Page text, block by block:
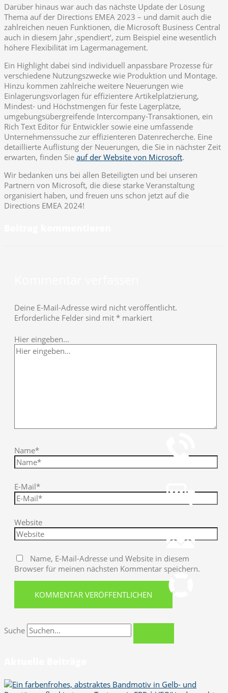
+49 251 7000-02
Chat
Fernwartung
pcvisit Download
Darüber hinaus war auch das nächste Update der Lösung
Thema auf der Directions EMEA 2023 – und damit auch die
zahlreichen neuen Funktionen, die Microsoft Business Central
auch in diesem Jahr ‚spendiert‘, zum Beispiel eine wesentlich
höhere Flexibilität im Lagermanagement.
Ein Highlight dabei sind individuell anpassbare Prozesse für
verschiedene Nutzungszwecke wie Produktion und Montage.
Hinzu kommen zahlreiche weitere Neuerungen wie
Einlagerungsvorlagen für effizientere Artikelplatzierung,
Mindest- und Höchstmengen für feste Lagerplätze,
umgebungsübergreifende Intercompany-Transaktionen, ein
Rich Text Editor für Entwickler sowie eine umfassende
Unternehmenssuche zur effizienteren Datenrecherche. Eine
detaillierte Auflistung der Neuerungen, die Sie in nächster Zeit
erwarten, finden Sie auf der Website von Microsoft.
Wir bedanken uns bei allen Beteiligten und bei unseren
Partnern von Microsoft, die diese starke Veranstaltung
organisiert haben, und freuen uns schon jetzt auf die
Directions EMEA 2024!
Deine E-Mail-Adresse wird nicht veröffentlicht.
Erforderliche Felder sind mit * markiert
Hier eingeben…
Name*
E-Mail*
Website
Name, E-Mail-Adresse und Website in diesem
Browser für meinen nächsten Kommentar speichern.
Suche